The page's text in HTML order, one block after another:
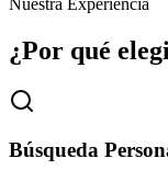
24000m²
¿Por qué
Búsqueda